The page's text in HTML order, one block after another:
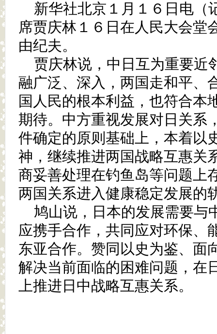
新华社北京１月１６日电（
席贾庆林１６日在人民大会堂
由纪夫。
贾庆林说，中日互为重要近
融广泛、深入，两国走和平、
国人民的根本利益，也符合本
期待。中方重视发展对日关系
件确定的原则基础上，本着以
神，继续推进两国战略互惠关
商妥善处理在钓鱼岛等问题上
两国关系进入健康稳定发展的
鸠山说，日本的发展需要与
应携手合作，共同应对环保、
东亚合作。赞同以史为鉴、面
解决当前面临的困难问题，在
上推进日中战略互惠关系。